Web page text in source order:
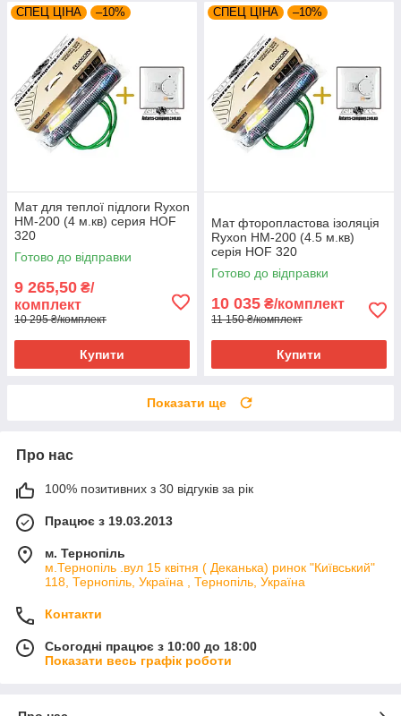
СПЕЦ ЦІНА –10%
Мат для теплої підлоги Ryxon
HM-200 (4 м.кв) серия HOF
320
Готово до відправки
9 265,50 ₴/
комплект
10 295 ₴/комплект
Купити
СПЕЦ ЦІНА –10%
Мат фторопластова ізоляція
Ryxon HM-200 (4.5 м.кв)
серія HOF 320
Готово до відправки
10 035 ₴/комплект
11 150 ₴/комплект
Купити
Показати ще
Про нас
100% позитивних з 30 відгуків за рік
Працює з 19.03.2013
м. Тернопіль
м.Тернопіль .вул 15 квітня ( Деканька) ринок "Київський"
118, Тернопіль, Україна , Тернопіль, Україна
Контакти
Сьогодні працює з 10:00 до 18:00
Показати весь графік роботи